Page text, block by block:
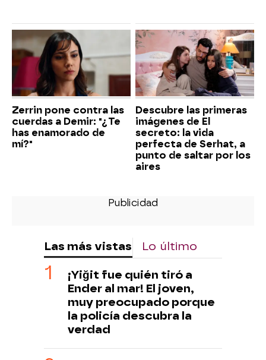
Zerrin pone contra las
cuerdas a Demir: "¿Te
has enamorado de
mí?"
Descubre las primeras
imágenes de El
secreto: la vida
perfecta de Serhat, a
punto de saltar por los
aires
Las más vistas Lo último
¡Yiğit fue quién tiró a
Ender al mar! El joven,
muy preocupado porque
la policía descubra la
verdad